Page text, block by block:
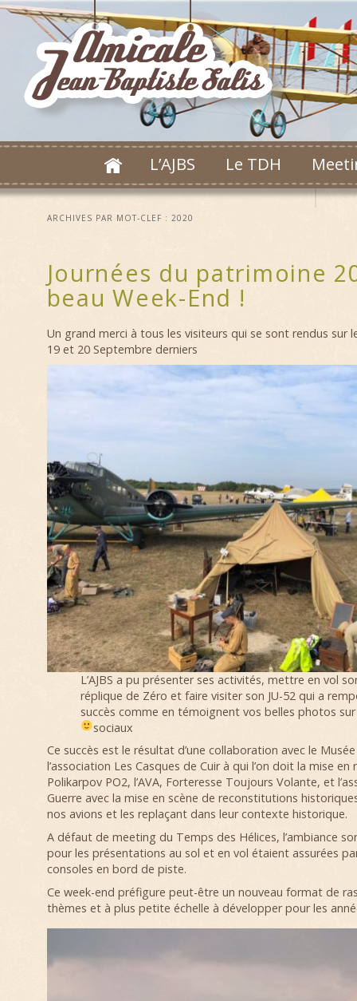
L’AJBS Le TDH
ARCHIVES PAR MOT-CLEF : 2020
Journées du patrimoine
beau Week-End !
Un grand merci à tous les visiteurs qui se sont rendus sur
19 et 20 Septembre derniers
L’AJBS a pu présenter ses activités, mettre en vol
réplique de Zéro et faire visiter son JU-52 qui a
succès comme en témoignent vos belles photos
sociaux
Ce succès est le résultat d’une collaboration avec le Musée
l’association Les Casques de Cuir à qui l’on doit la mise
Polikarpov PO2, l’AVA, Forteresse Toujours Volante, et
Guerre avec la mise en scène de reconstitutions
nos avions et les replaçant dans leur contexte historique.
A défaut de meeting du Temps des Hélices, l’ambiance
pour les présentations au sol et en vol étaient assurées
consoles en bord de piste.
Ce week-end préfigure peut-être un nouveau format de
thèmes et à plus petite échelle à développer pour les